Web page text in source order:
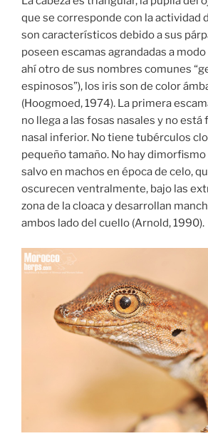
que se corresponde con la actividad
son característicos debido a sus
poseen escamas agrandadas a modo
ahí otro de sus nombres comunes
espinosos”), los iris son de color
(Hoogmoed, 1974). La primera
no llega a las fosas nasales y no está
nasal inferior. No tiene tubérculos
pequeño tamaño. No hay
salvo en machos en época de celo,
oscurecen ventralmente, bajo las
zona de la cloaca y desarrollan
ambos lado del cuello (Arnold, 1990).